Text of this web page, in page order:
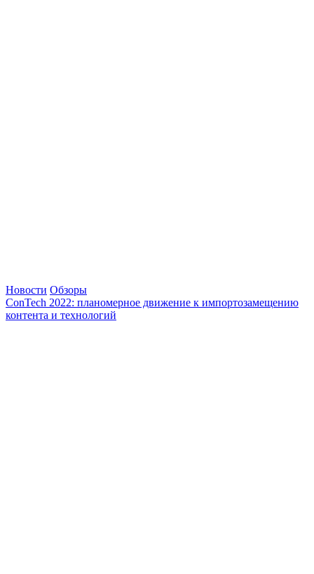
Новости Обзоры
ConTech 2022: планомерное движение к импортозамещению
контента и технологий